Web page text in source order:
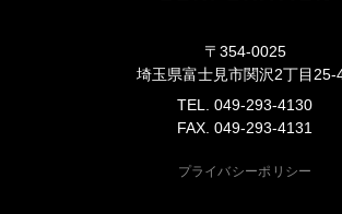
〒354-0025
埼玉県富士見市関沢2丁目25-
TEL. 049-293-4130
FAX. 049-293-4131
プライバシーポリシー